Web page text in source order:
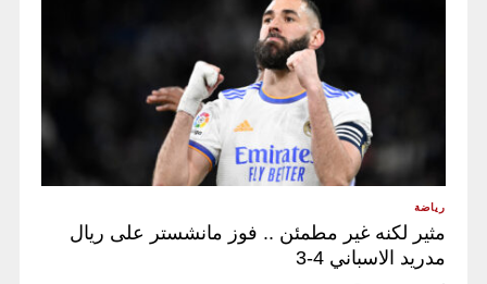
رياضة
مثير لكنه غير مطمئن .. فوز مانشستر على ريال
مدريد الاسباني 4-3